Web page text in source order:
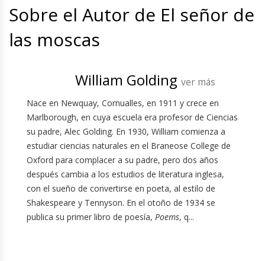
Sobre el Autor de El señor de
las moscas
William Golding ver más
Nace en Newquay, Cornualles, en 1911 y crece en
Marlborough, en cuya escuela era profesor de Ciencias
su padre, Alec Golding. En 1930, William comienza a
estudiar ciencias naturales en el Braneose College de
Oxford para complacer a su padre, pero dos años
después cambia a los estudios de literatura inglesa,
con el sueño de convertirse en poeta, al estilo de
Shakespeare y Tennyson. En el otoño de 1934 se
publica su primer libro de poesía, Poems, q...